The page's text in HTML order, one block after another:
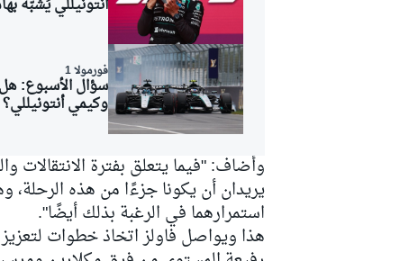
فورمولا 1
سؤال الأسبوع:
وكيمي أنتونيللي؟
وأضاف: "فيما يتعلق بفترة الانتقالات
يريدان أن يكونا جزءًا من هذه
استمرارهما في الرغبة بذلك أيضًا".
هذا ويواصل فاولز اتخاذ خطوات